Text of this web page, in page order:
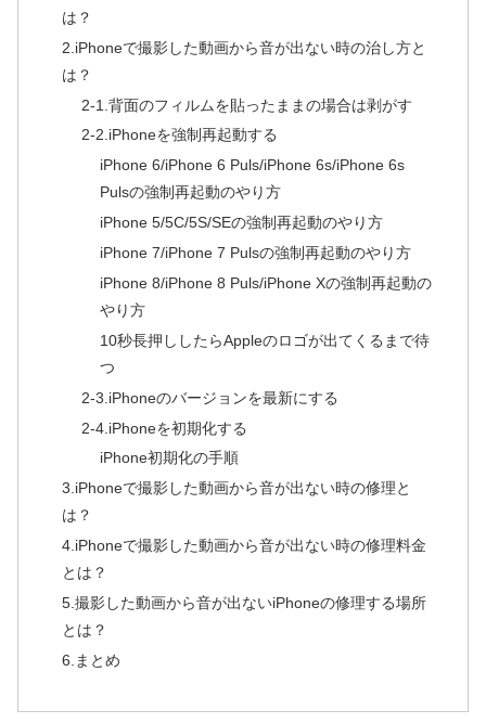
は？
2.iPhoneで撮影した動画から音が出ない時の治し方と
は？
2-1.背面のフィルムを貼ったままの場合は剥がす
2-2.iPhoneを強制再起動する
iPhone 6/iPhone 6 Puls/iPhone 6s/iPhone 6s
Pulsの強制再起動のやり方
iPhone 5/5C/5S/SEの強制再起動のやり方
iPhone 7/iPhone 7 Pulsの強制再起動のやり方
iPhone 8/iPhone 8 Puls/iPhone Xの強制再起動の
やり方
10秒長押ししたらAppleのロゴが出てくるまで待
つ
2-3.iPhoneのバージョンを最新にする
2-4.iPhoneを初期化する
iPhone初期化の手順
3.iPhoneで撮影した動画から音が出ない時の修理と
は？
4.iPhoneで撮影した動画から音が出ない時の修理料金
とは？
5.撮影した動画から音が出ないiPhoneの修理する場所
とは？
6.まとめ